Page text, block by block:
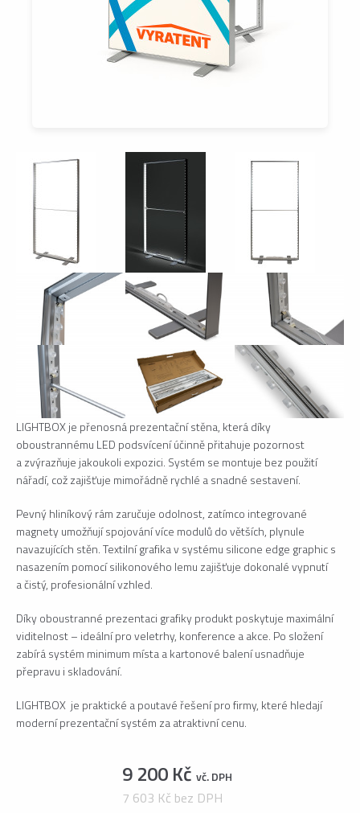
LIGHTBOX je přenosná prezentační stěna, která díky
oboustrannému LED podsvícení účinně přitahuje pozornost
a zvýrazňuje jakoukoli expozici. Systém se montuje bez použití
nářadí, což zajišťuje mimořádně rychlé a snadné sestavení.
Pevný hliníkový rám zaručuje odolnost, zatímco integrované
magnety umožňují spojování více modulů do větších, plynule
navazujících stěn. Textilní grafika v systému silicone edge graphic s
nasazením pomocí silikonového lemu zajišťuje dokonalé vypnutí
a čistý, profesionální vzhled.
Díky oboustranné prezentaci grafiky produkt poskytuje maximální
viditelnost – ideální pro veletrhy, konference a akce. Po složení
zabírá systém minimum místa a kartonové balení usnadňuje
přepravu i skladování.
LIGHTBOX je praktické a poutavé řešení pro firmy, které hledají
moderní prezentační systém za atraktivní cenu.
9 200 Kč vč. DPH
7 603 Kč bez DPH